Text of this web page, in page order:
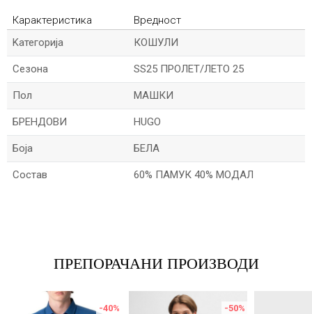
Карактеристика
Вредност
Kатегорија
КОШУЛИ
Сезона SS25 ПРОЛЕТ/ЛЕТО 25
Пол МАШКИ
БРЕНДОВИ HUGO
Боја БЕЛА
Состав 60% ПАМУК 40% МОДАЛ
ПРЕПОРАЧАНИ ПРОИЗВОДИ
-40% -50%